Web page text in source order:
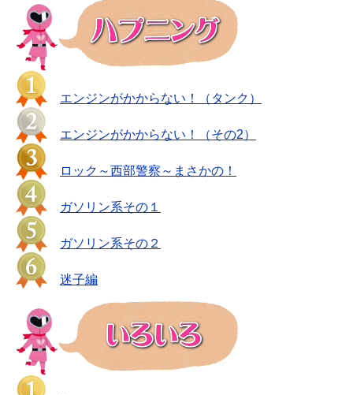
エンジンがかからない！（タンク）
エンジンがかからない！（その2）
ロック～西部警察～まさかの！
ガソリン系その１
ガソリン系その２
迷子編